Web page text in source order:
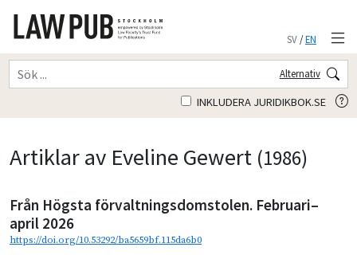
SV/EN
Alternativ
INKLUDERA JURIDIKBOK.SE
Artiklar av Eveline Gewert (1986)
Från Högsta förvaltningsdomstolen. Februari–
april 2026
https://doi.org/10.53292/ba5659bf.115da6b0